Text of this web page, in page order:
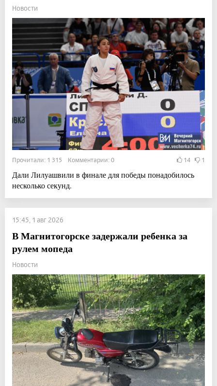
Новости
Прочитали: 1 315 Комментарии: 0 14 1
Дали Лилуашвили в финале для победы понадобилось
несколько секунд.
15:45, 1 авг 2026
В Магнитогорске задержали ребенка за
рулем мопеда
Новости